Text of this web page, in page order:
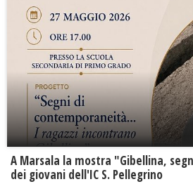
A Marsala la mostra "Gibellina,
dei giovani dell'IC S. Pellegrino